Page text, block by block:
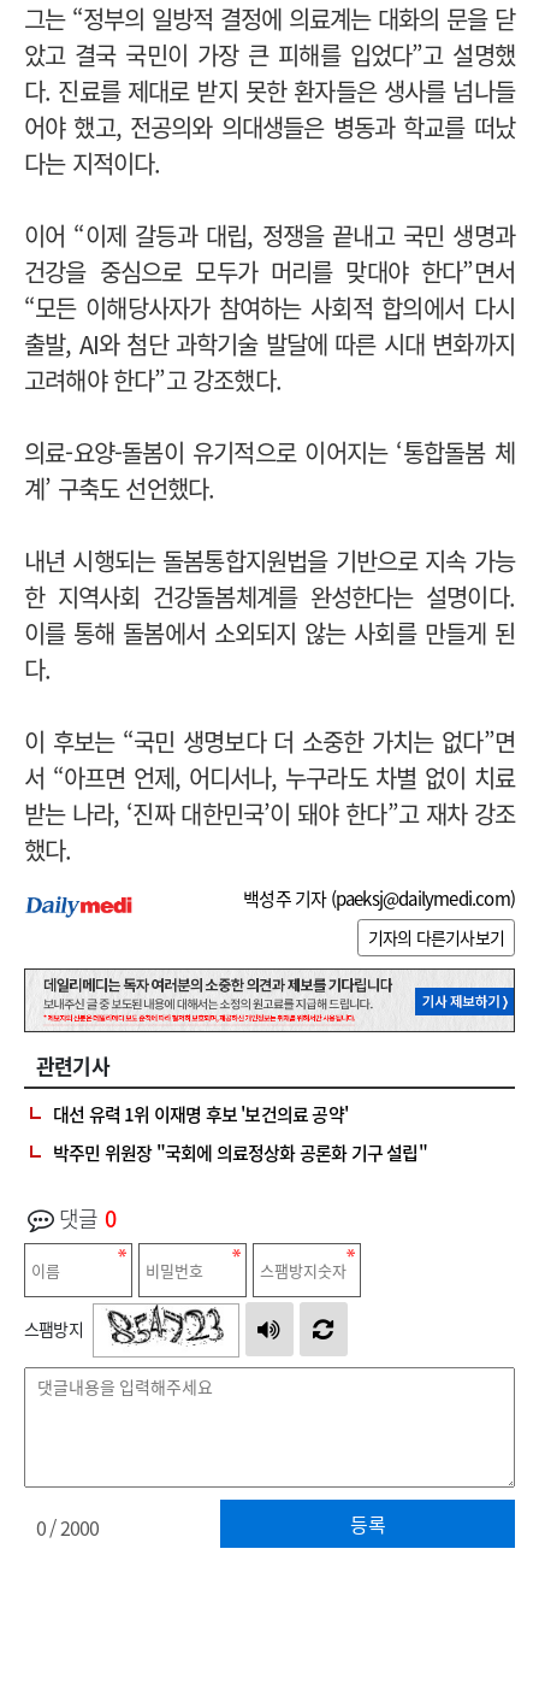
그는 “정부의 일방적 결정에 의료계는 대화의 문을 닫
았고 결국 국민이 가장 큰 피해를 입었다”고 설명했
다. 진료를 제대로 받지 못한 환자들은 생사를 넘나들
어야 했고, 전공의와 의대생들은 병동과 학교를 떠났
다는 지적이다.
이어 “이제 갈등과 대립, 정쟁을 끝내고 국민 생명과
건강을 중심으로 모두가 머리를 맞대야 한다”면서
“모든 이해당사자가 참여하는 사회적 합의에서 다시
출발, AI와 첨단 과학기술 발달에 따른 시대 변화까지
고려해야 한다”고 강조했다.
의료-요양-돌봄이 유기적으로 이어지는 ‘통합돌봄 체
계’ 구축도 선언했다.
내년 시행되는 돌봄통합지원법을 기반으로 지속 가능
한 지역사회 건강돌봄체계를 완성한다는 설명이다.
이를 통해 돌봄에서 소외되지 않는 사회를 만들게 된
다.
이 후보는 “국민 생명보다 더 소중한 가치는 없다”면
서 “아프면 언제, 어디서나, 누구라도 차별 없이 치료
받는 나라, ‘진짜 대한민국’이 돼야 한다”고 재차 강조
했다.
백성주 기자 (paeksj@dailymedi.com)
기자의 다른기사보기
관련기사
대선 유력 1위 이재명 후보 '보건의료 공약'
박주민 위원장 "국회에 의료정상화 공론화 기구 설립"
댓글 0
스팸방지
등록
0/ 2000